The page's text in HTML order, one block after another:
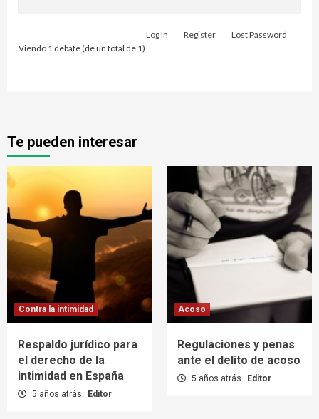
Log In Register
Lost Password
Viendo 1 debate (de un total de 1)
Te pueden interesar
Contra la intimidad
Respaldo jurídico para
el derecho de la
intimidad en España
5 años atrás Editor
Acoso
Regulaciones y penas
ante el delito de acoso
5 años atrás Editor